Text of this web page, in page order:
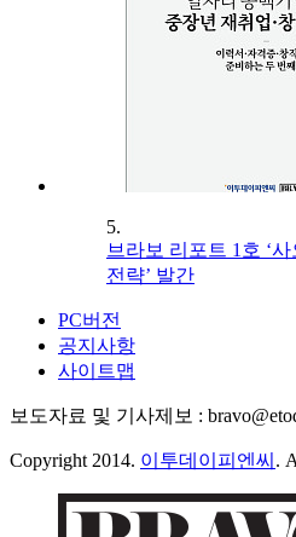
5.
브라보 리포트 1호 ‘
전략’ 발간
PC버전
공지사항
사이트맵
보도자료 및 기사제보 :
Copyright 2014. 이투데이피엔씨 .